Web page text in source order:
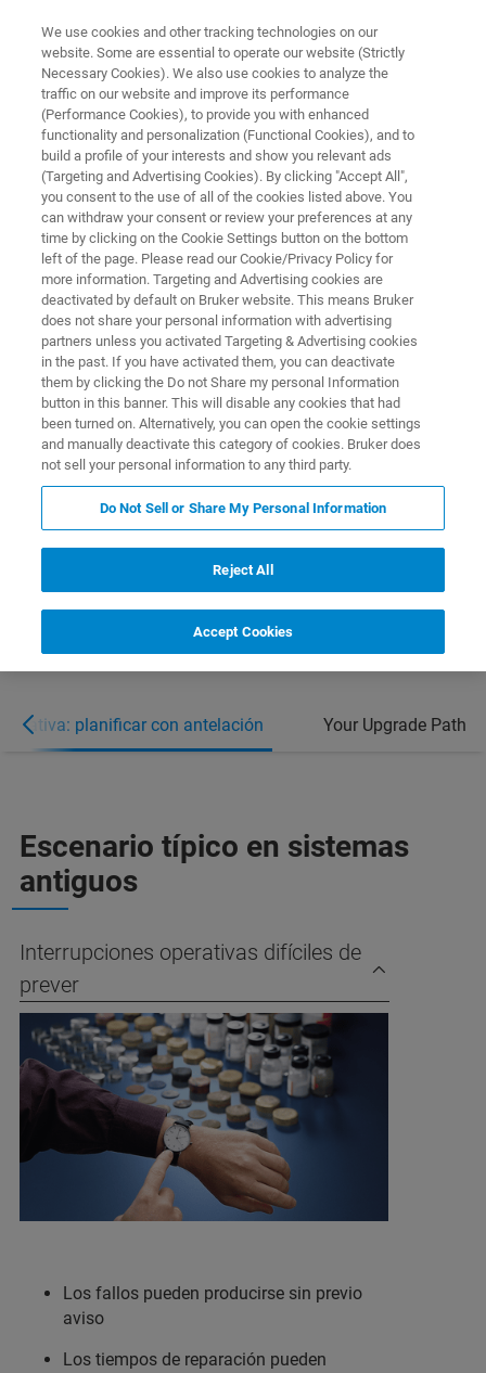
SOLICITE SU OFERTA ANTES DE FINAL DE AÑO Y ACCEDA A LAS VENTAJAS
¿Qué ocurre si falla su S8 TIGER
serie 1?
Comprenda los riesgos operativos, financieros
y estratégicos de seguir utilizando el S8 TIGER
serie 1
SOLICITE SU OOFERTA HOY
DESCUBRA SI ES EL MOMENTO DE
RENOVAR
ASESORÍA PARA LA PLANIFICACIÓN
PRESUPUESTARIA
planificar con antelación Your Upgrade Path
Escenario típico en sistemas
antiguos
Interrupciones operativas difíciles de
prever
Los fallos pueden producirse sin previo
aviso
Los tiempos de reparación pueden
We use cookies and other tracking technologies on our
website. Some are essential to operate our website (Strictly
Necessary Cookies). We also use cookies to analyze the
traffic on our website and improve its performance
(Performance Cookies), to provide you with enhanced
functionality and personalization (Functional Cookies), and to
build a profile of your interests and show you relevant ads
(Targeting and Advertising Cookies). By clicking "Accept All",
you consent to the use of all of the cookies listed above. You
can withdraw your consent or review your preferences at any
time by clicking on the Cookie Settings button on the bottom
left of the page. Please read our Cookie/Privacy Policy for
more information. Targeting and Advertising cookies are
deactivated by default on Bruker website. This means Bruker
does not share your personal information with advertising
partners unless you activated Targeting & Advertising cookies
in the past. If you have activated them, you can deactivate
them by clicking the Do not Share my personal Information
button in this banner. This will disable any cookies that had
been turned on. Alternatively, you can open the cookie settings
and manually deactivate this category of cookies. Bruker does
not sell your personal information to any third party.
Do Not Sell or Share My Personal Information
Reject All
Accept Cookies